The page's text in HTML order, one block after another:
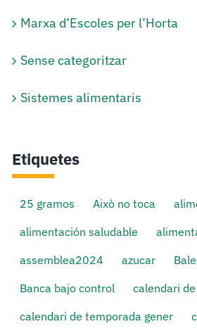
Marxa d’Escoles per l’Horta
Sense categoritzar
Sistemes alimentaris
Etiquetes
25 gramos Això no toca
alimentación saludable
assemblea2024
azucar
Banca bajo control
calendari
calendari de temporada gener